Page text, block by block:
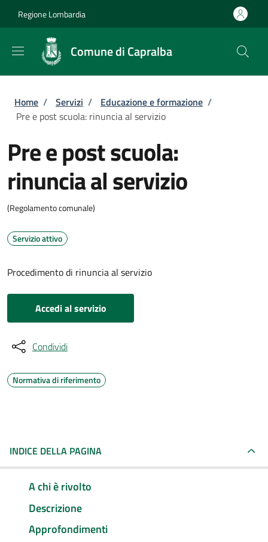
Regione Lombardia
Comune di Capralba
Briciole di pane
Home / Servizi / Educazione e formazione /
Pre e post scuola: rinuncia al servizio
Pre e post scuola:
rinuncia al servizio
(Regolamento comunale)
Servizio attivo
Procedimento di rinuncia al servizio
Accedi al servizio
Condividi
Normativa di riferimento
INDICE DELLA PAGINA
A chi è rivolto
Descrizione
Approfondimenti